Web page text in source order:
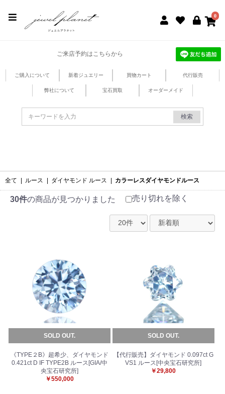
0
ご来店予約はこちらから
ご購入について 新着ジュエリー 買物カート 代行販売
弊社について 宝石買取 オーダーメイド
検索
全て ルース ダイヤモンド ルース カラーレスダイヤモンドルース
30件の商品が見つかりました 売り切れを除く
SOLD OUT.
《TYPE２B》超希少、ダイヤモンド
0.421ct D IF TYPE2B ルース[GIA/中
央宝石研究所]
￥550,000
SOLD OUT.
【代行販売】ダイヤモンド 0.097ct G
VS1 ルース[中央宝石研究所]
￥29,800